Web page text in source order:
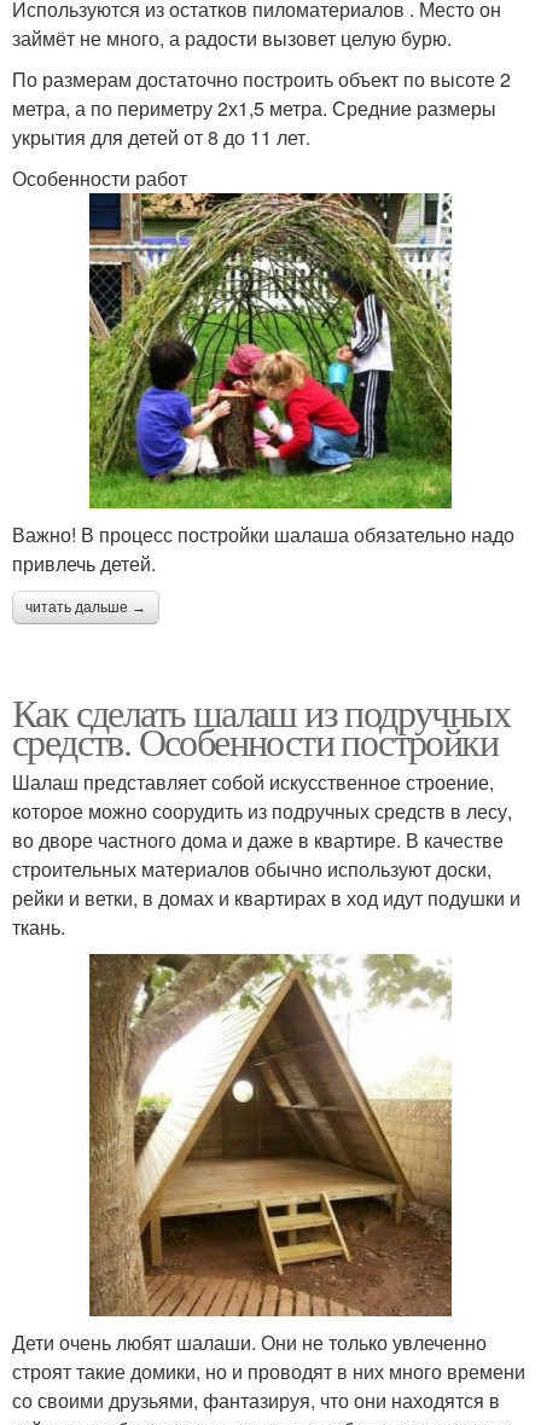
Используются из остатков пиломатериалов . Место он
займёт не много, а радости вызовет целую бурю.
По размерам достаточно построить объект по высоте 2
метра, а по периметру 2х1,5 метра. Средние размеры
укрытия для детей от 8 до 11 лет.
Особенности работ
Важно! В процесс постройки шалаша обязательно надо
привлечь детей.
читать дальше →
Как сделать шалаш из подручных
средств. Особенности постройки
Шалаш представляет собой искусственное строение,
которое можно соорудить из подручных средств в лесу,
во дворе частного дома и даже в квартире. В качестве
строительных материалов обычно используют доски,
рейки и ветки, в домах и квартирах в ход идут подушки и
ткань.
Дети очень любят шалаши. Они не только увлеченно
строят такие домики, но и проводят в них много времени
со своими друзьями, фантазируя, что они находятся в